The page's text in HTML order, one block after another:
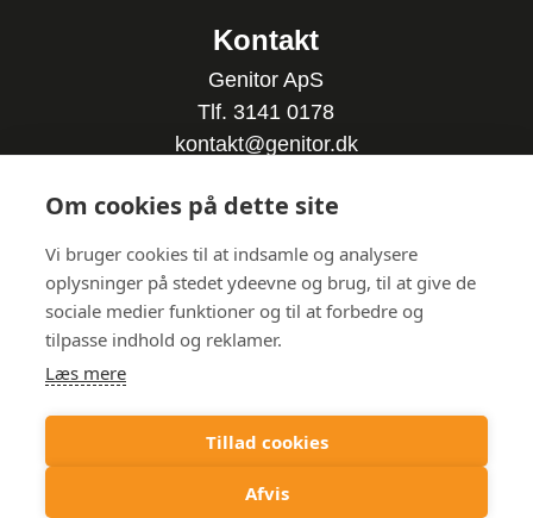
Om cookies på dette site
Vi bruger cookies til at indsamle og analysere
oplysninger på stedet ydeevne og brug, til at give de
sociale medier funktioner og til at forbedre og
tilpasse indhold og reklamer.
Læs mere
Tillad cookies
Afvis
Kontakt
Genitor ApS
Tlf. 3141 0178
kontakt@genitor.dk
Persondatapolitik/Privacy Policy